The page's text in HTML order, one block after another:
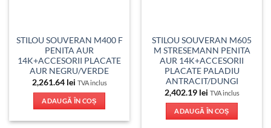
STILOU SOUVERAN M400 F
PENITA AUR
14K+ACCESORII PLACATE
AUR NEGRU/VERDE
2,261.64 lei TVA inclus
ADAUGĂ ÎN COȘ
STILOU SOUVERAN M605
M STRESEMANN PENITA
AUR 14K+ACCESORII
PLACATE PALADIU
ANTRACIT/DUNGI
2,402.19 lei TVA inclus
ADAUGĂ ÎN COȘ